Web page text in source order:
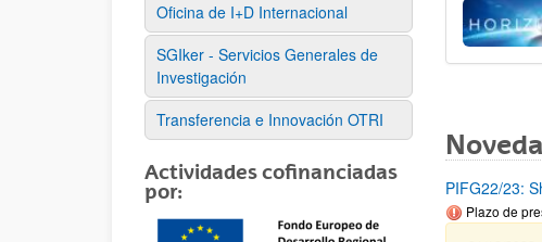
Oficina de I+D Internacional
SGIker - Servicios Generales de
Investigación
Transferencia e Innovación OTRI
Actividades cofinanciadas
por:
PIFG22/23:
Plazo de